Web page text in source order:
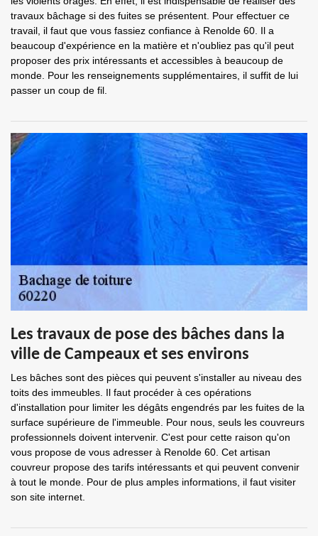
travaux bâchage si des fuites se présentent. Pour effectuer ce
travail, il faut que vous fassiez confiance à Renolde 60. Il a
beaucoup d'expérience en la matière et n'oubliez pas qu'il peut
proposer des prix intéressants et accessibles à beaucoup de
monde. Pour les renseignements supplémentaires, il suffit de lui
passer un coup de fil.
Les travaux de pose des bâches dans la
ville de Campeaux et ses environs
Les bâches sont des pièces qui peuvent s'installer au niveau des
toits des immeubles. Il faut procéder à ces opérations
d'installation pour limiter les dégâts engendrés par les fuites de la
surface supérieure de l'immeuble. Pour nous, seuls les couvreurs
professionnels doivent intervenir. C'est pour cette raison qu'on
vous propose de vous adresser à Renolde 60. Cet artisan
couvreur propose des tarifs intéressants et qui peuvent convenir
à tout le monde. Pour de plus amples informations, il faut visiter
son site internet.